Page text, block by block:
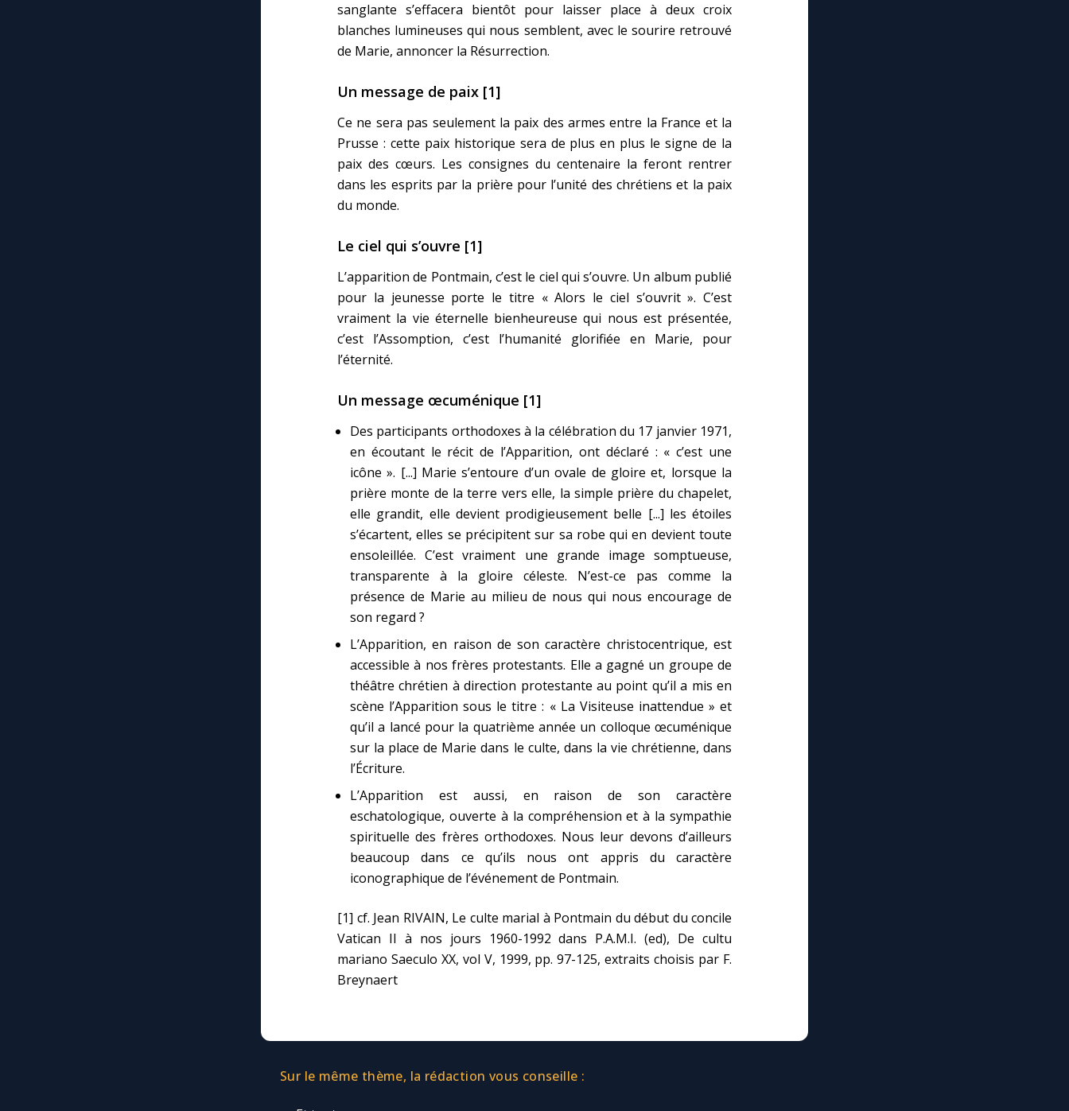
sanglante s’effacera bientôt pour laisser place à deux croix
blanches lumineuses qui nous semblent, avec le sourire retrouvé
de Marie, annoncer la Résurrection.
Un message de paix [1]
Ce ne sera pas seulement la paix des armes entre la France et la
Prusse : cette paix historique sera de plus en plus le signe de la
paix des cœurs. Les consignes du centenaire la feront rentrer
dans les esprits par la prière pour l’unité des chrétiens et la paix
du monde.
Le ciel qui s’ouvre [1]
L’apparition de Pontmain, c’est le ciel qui s’ouvre. Un album publié
pour la jeunesse porte le titre « Alors le ciel s’ouvrit ». C’est
vraiment la vie éternelle bienheureuse qui nous est présentée,
c’est l’Assomption, c’est l’humanité glorifiée en Marie, pour
l’éternité.
Un message œcuménique [1]
Des participants orthodoxes à la célébration du 17 janvier 1971,
en écoutant le récit de l’Apparition, ont déclaré : « c’est une
icône ». [...] Marie s’entoure d’un ovale de gloire et, lorsque la
prière monte de la terre vers elle, la simple prière du chapelet,
elle grandit, elle devient prodigieusement belle [...] les étoiles
s’écartent, elles se précipitent sur sa robe qui en devient toute
ensoleillée. C’est vraiment une grande image somptueuse,
transparente à la gloire céleste. N’est-ce pas comme la
présence de Marie au milieu de nous qui nous encourage de
son regard ?
L’Apparition, en raison de son caractère christocentrique, est
accessible à nos frères protestants. Elle a gagné un groupe de
théâtre chrétien à direction protestante au point qu’il a mis en
scène l’Apparition sous le titre : « La Visiteuse inattendue » et
qu’il a lancé pour la quatrième année un colloque œcuménique
sur la place de Marie dans le culte, dans la vie chrétienne, dans
l’Écriture.
L’Apparition est aussi, en raison de son caractère
eschatologique, ouverte à la compréhension et à la sympathie
spirituelle des frères orthodoxes. Nous leur devons d’ailleurs
beaucoup dans ce qu’ils nous ont appris du caractère
iconographique de l’événement de Pontmain.
[1] cf. Jean RIVAIN, Le culte marial à Pontmain du début du concile
Vatican II à nos jours 1960-1992 dans P.A.M.I. (ed), De cultu
mariano Saeculo XX, vol V, 1999, pp. 97-125, extraits choisis par F.
Breynaert
Sur le même thème, la rédaction vous conseille :